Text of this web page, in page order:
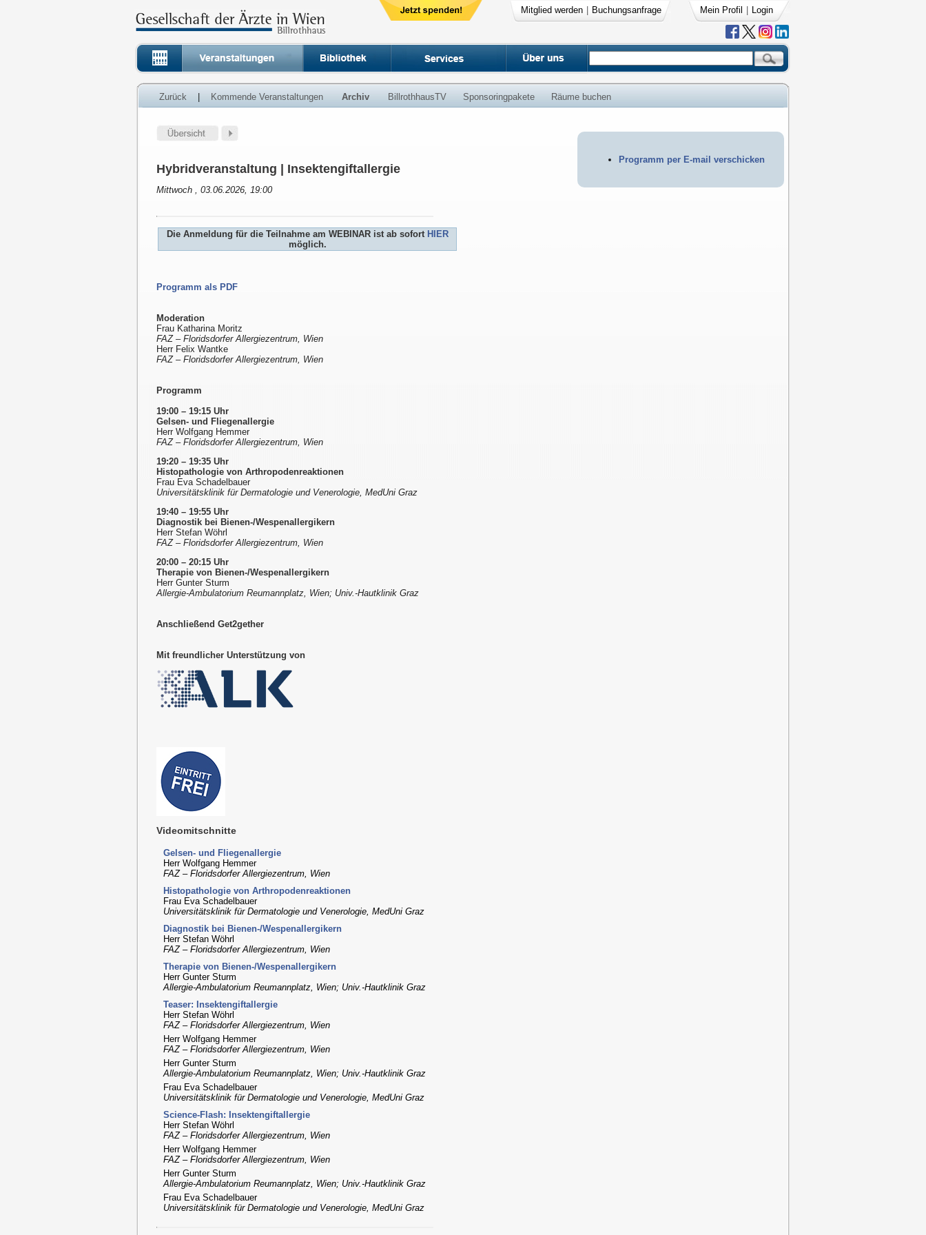
Mitglied werden Buchungsanfrage Mein Profil Login
Zurück Kommende Veranstaltungen Archiv BillrothhausTV Sponsoringpakete Räume buchen
Programm per E-mail verschicken
Hybridveranstaltung | Insektengiftallergie
Mittwoch , 03.06.2026, 19:00
Die Anmeldung für die Teilnahme am WEBINAR ist ab sofort HIER
möglich.
Programm als PDF
Moderation
Frau Katharina Moritz
FAZ – Floridsdorfer Allergiezentrum, Wien
Herr Felix Wantke
FAZ – Floridsdorfer Allergiezentrum, Wien
Programm
19:00 – 19:15 Uhr
Gelsen- und Fliegenallergie
Herr Wolfgang Hemmer
FAZ – Floridsdorfer Allergiezentrum, Wien
19:20 – 19:35 Uhr
Histopathologie von Arthropodenreaktionen
Frau Eva Schadelbauer
Universitätsklinik für Dermatologie und Venerologie, MedUni Graz
19:40 – 19:55 Uhr
Diagnostik bei Bienen-/Wespenallergikern
Herr Stefan Wöhrl
FAZ – Floridsdorfer Allergiezentrum, Wien
20:00 – 20:15 Uhr
Therapie von Bienen-/Wespenallergikern
Herr Gunter Sturm
Allergie-Ambulatorium Reumannplatz, Wien; Univ.-Hautklinik Graz
Anschließend Get2gether
Mit freundlicher Unterstützung von
Videomitschnitte
Gelsen- und Fliegenallergie
Herr Wolfgang Hemmer
FAZ – Floridsdorfer Allergiezentrum, Wien
Histopathologie von Arthropodenreaktionen
Frau Eva Schadelbauer
Universitätsklinik für Dermatologie und Venerologie, MedUni Graz
Diagnostik bei Bienen-/Wespenallergikern
Herr Stefan Wöhrl
FAZ – Floridsdorfer Allergiezentrum, Wien
Therapie von Bienen-/Wespenallergikern
Herr Gunter Sturm
Allergie-Ambulatorium Reumannplatz, Wien; Univ.-Hautklinik Graz
Teaser: Insektengiftallergie
Herr Stefan Wöhrl
FAZ – Floridsdorfer Allergiezentrum, Wien
Herr Wolfgang Hemmer
FAZ – Floridsdorfer Allergiezentrum, Wien
Herr Gunter Sturm
Allergie-Ambulatorium Reumannplatz, Wien; Univ.-Hautklinik Graz
Frau Eva Schadelbauer
Universitätsklinik für Dermatologie und Venerologie, MedUni Graz
Science-Flash: Insektengiftallergie
Herr Stefan Wöhrl
FAZ – Floridsdorfer Allergiezentrum, Wien
Herr Wolfgang Hemmer
FAZ – Floridsdorfer Allergiezentrum, Wien
Herr Gunter Sturm
Allergie-Ambulatorium Reumannplatz, Wien; Univ.-Hautklinik Graz
Frau Eva Schadelbauer
Universitätsklinik für Dermatologie und Venerologie, MedUni Graz